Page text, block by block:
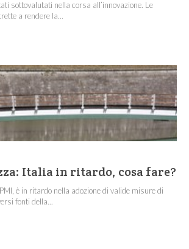
sottovalutati nella corsa all’innovazione. Le
a rendere la...
Italia in ritardo, cosa fare?
è in ritardo nella adozione di valide misure di
fonti della...